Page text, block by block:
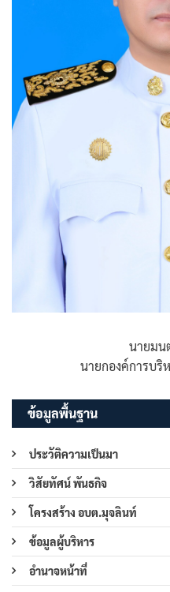
นายม
นายกองค์การบริ
ข้อมูลพื้นฐาน
ประวัติความเป็นมา
วิสัยทัศน์ พันธกิจ
โครงสร้าง อบต.มุจลินท์
ข้อมูลผู้บริหาร
อำนาจหน้าที่